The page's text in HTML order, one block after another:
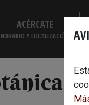
ACÉRCATE
HORARIO Y LOCALIZACIÓN